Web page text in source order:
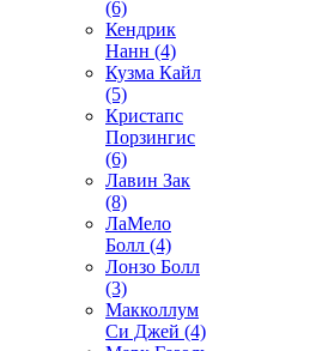
(6)
Кендрик
Нанн (4)
Кузма Кайл
(5)
Кристапс
Порзингис
(6)
Лавин Зак
(8)
ЛаМело
Болл (4)
Лонзо Болл
(3)
Макколлум
Си Джей (4)